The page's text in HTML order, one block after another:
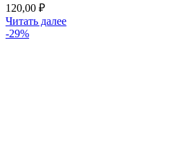
120,00 ₽
Читать далее
-29%